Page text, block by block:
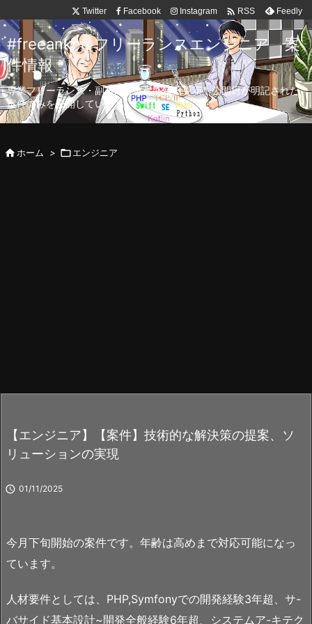
Twitter Facebook Instagram  RSS Feedly
#freeanken フリーランスエンジニア 案
件情報
専業フリーランス・副業向け案件を毎日更新！公開日が明記された
案件のみを公開しています。
ホーム > エンジニア
【エンジニア】【案件】技術的な解決策の提案、ソ
リューションの実現
 01/11/2025
今月下旬開始の案件です。年齢は高めまで対応可能になっ
ています。
人材要件としては、PHP,Symfonyでの開発経験3年超、サ-
バサイド基本設計~開発全般経験6年超、システムア-キテク